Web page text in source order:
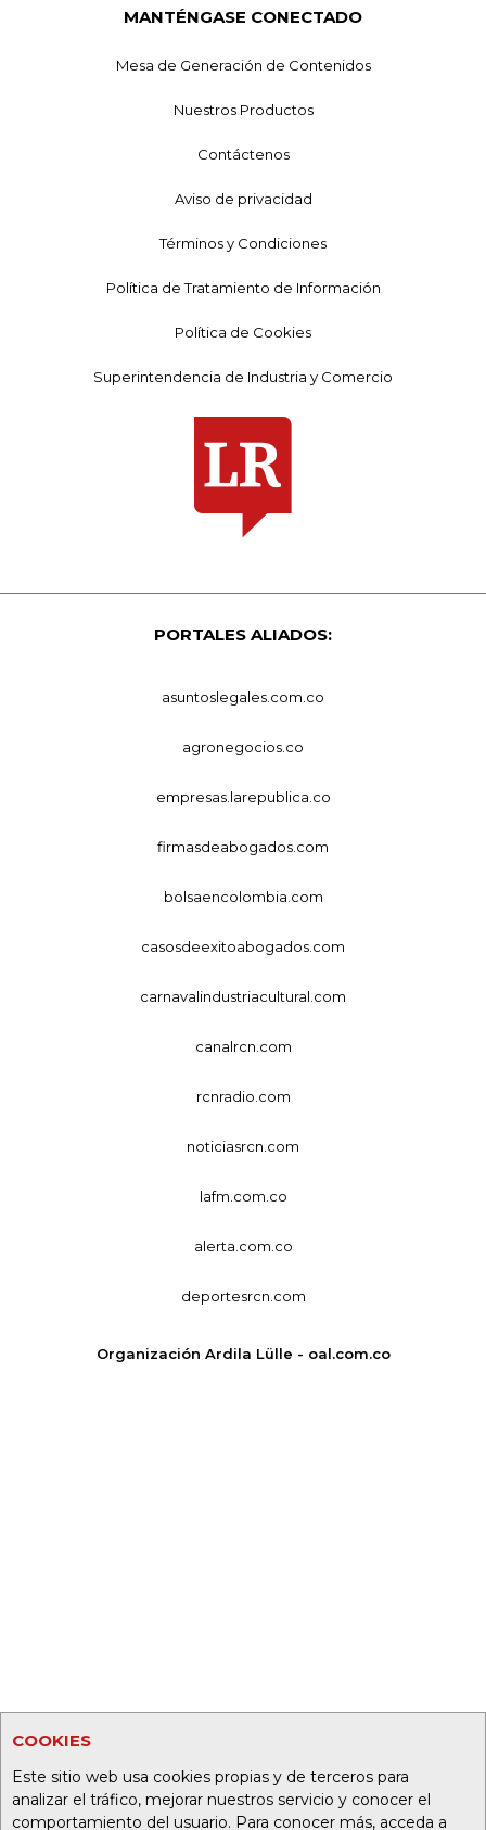
COOKIES
Este sitio web usa cookies propias y de terceros para
analizar el tráfico, mejorar nuestros servicio y conocer el
comportamiento del usuario. Para conocer más, acceda a
MANTÉNGASE CONECTADO
Mesa de Generación de Contenidos
Nuestros Productos
Contáctenos
Aviso de privacidad
Términos y Condiciones
Política de Tratamiento de Información
Política de Cookies
Superintendencia de Industria y Comercio
PORTALES ALIADOS:
asuntoslegales.com.co
agronegocios.co
empresas.larepublica.co
firmasdeabogados.com
bolsaencolombia.com
casosdeexitoabogados.com
carnavalindustriacultural.com
canalrcn.com
rcnradio.com
noticiasrcn.com
lafm.com.co
alerta.com.co
deportesrcn.com
Organización Ardila Lülle - oal.com.co